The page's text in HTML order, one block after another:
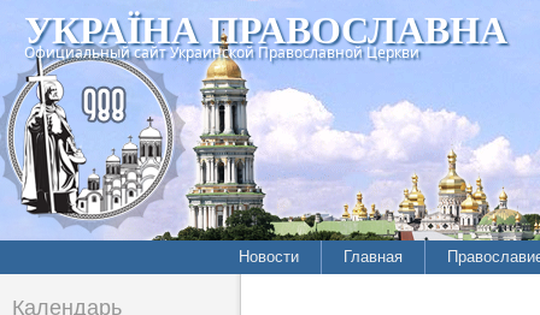
УКРАЇНА ПРАВОСЛАВНА
Официальный сайт Украинской Православной Церкви
Новости Главная
Календарь